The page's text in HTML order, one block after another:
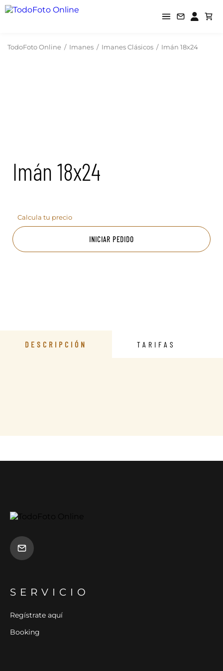
TodoFoto Online / Imanes / Imanes Clásicos / Imán 18x24
Imán 18x24
Calcula tu precio
INICIAR PEDIDO
DESCRIPCIÓN TARIFAS
SERVICIO
Regístrate aquí
Booking